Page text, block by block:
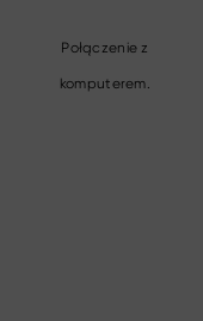
Połączenie z
komputerem.